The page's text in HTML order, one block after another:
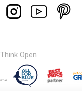
Think Open